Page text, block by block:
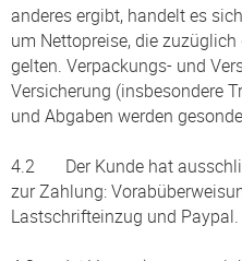
anderes ergibt, handelt es
um Nettopreise, die
gelten. Verpackungs- und
Versicherung (insbesondere
und Abgaben werden
4.2 Der Kunde hat
zur Zahlung:
Lastschrifteinzug und Paypal.